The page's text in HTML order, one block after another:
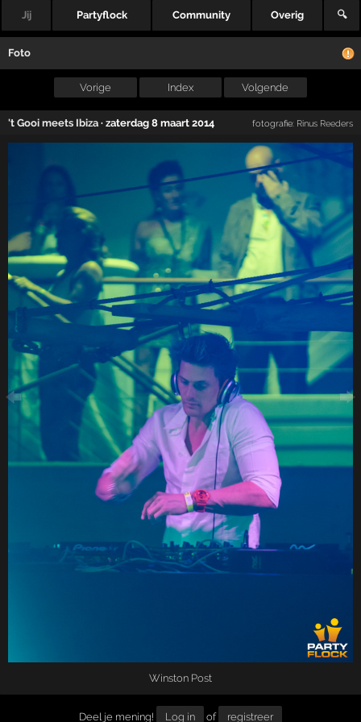
Jij Partyflock Community Overig 🔍
Foto
Vorige Index Volgende
't Gooi meets Ibiza ·zaterdag 8 maart 2014 fotografie: Rinus Reeders
Winston Post
Deel je mening! Log in of registreer